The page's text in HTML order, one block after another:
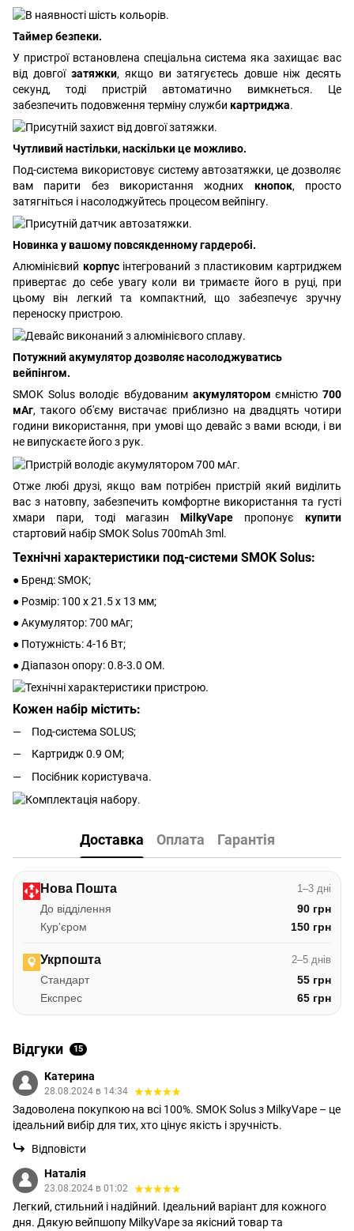
Таймер безпеки.
У пристрої встановлена спеціальна система яка захищає вас
від довгої затяжки, якщо ви затягуєтесь довше ніж десять
секунд, тоді пристрій автоматично вимкнеться. Це
забезпечить подовження терміну служби картриджа.
Чутливий настільки, наскільки це можливо.
Под-система використовує систему автозатяжки, це дозволяє
вам парити без використання жодних кнопок, просто
затягніться і насолоджуйтесь процесом вейпінгу.
Новинка у вашому повсякденному гардеробі.
Алюмінієвий корпусінтегрований з пластиковим картриджем
привертає до себе увагу коли ви тримаєте його в руці, при
цьому він легкий та компактний, що забезпечує зручну
переноску пристрою.
Потужний акумулятор дозволяє насолоджуватись
вейпінгом.
SMOK Solus володіє вбудованим акумуляторомємністю700
мАг, такого об'єму вистачає приблизно на двадцять чотири
години використання, при умові що девайс з вами всюди, і ви
не випускаєте його з рук.
Отже любі друзі, якщо вам потрібен пристрій який виділить
вас з натовпу, забезпечить комфортне використання та густі
хмари пари, тоді магазинMilkyVape пропонуєкупити
стартовий набір SMOK Solus 700mAh 3ml.
Технічні характеристики под-системи SMOK Solus:
● Бренд: SMOK;
● Розмір: 100 х 21.5 х 13 мм;
● Акумулятор: 700 мАг;
● Потужність: 4-16 Вт;
● Діапазон опору: 0.8-3.0 ОМ.
Кожен набір містить:
Под-система SOLUS;
Картридж 0.9 ОМ;
Посібник користувача.
Доставка Оплата Гарантія
Нова Пошта 1–3 дні
До відділення
90 грн
Курʼєром
150 грн
Укрпошта 2–5 днів
Стандарт
55 грн
Експрес
65 грн
Відгуки 15
Катерина
28.08.2024 в 14:34
Задоволена покупкою на всі 100%. SMOK Solus з MilkyVape – це
ідеальний вибір для тих, хто цінує якість і зручність.
Відповісти
Наталія
23.08.2024 в 01:02
Легкий, стильний і надійний. Ідеальний варіант для кожного
дня. Дякую вейпшопу MilkyVape за якісний товар та